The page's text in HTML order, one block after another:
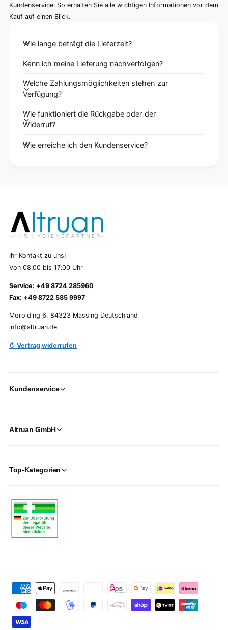
Kundenservice. So erhalten Sie alle wichtigen Informationen vor dem
Kauf auf einen Blick.
Wie lange beträgt die Lieferzeit?
Kann ich meine Lieferung nachverfolgen?
Welche Zahlungsmöglichkeiten stehen zur
Verfügung?
Wie funktioniert die Rückgabe oder der
Widerruf?
Wie erreiche ich den Kundenservice?
Ihr Kontakt zu uns!
Von 08:00 bis 17:00 Uhr
Service: +49 8724 285960
Fax: +49 8722 585 9997
Morolding 6, 84323 Massing Deutschland
info@altruan.de
↻ Vertrag widerrufen
Kundenservice
Altruan GmbH
Top-Kategorien
m